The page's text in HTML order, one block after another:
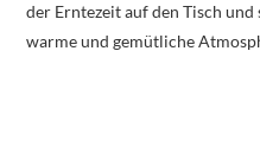
der Erntezeit auf den Tisch und
warme und gemütliche